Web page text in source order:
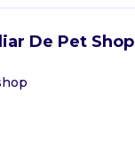
De Pet Shop